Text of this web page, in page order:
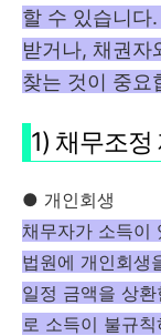
할 수 있습니다
받거나, 채권자
찾는 것이 중요
1) 채무조
● 개인회생
채무자가 소득이
법원에 개인회생
일정 금액을 상
로 소득이 불규